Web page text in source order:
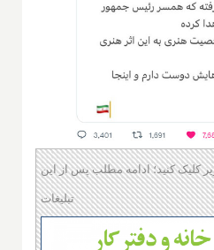
کلیک کنید؛ ادامه مطلب پس از این
تبلیغات